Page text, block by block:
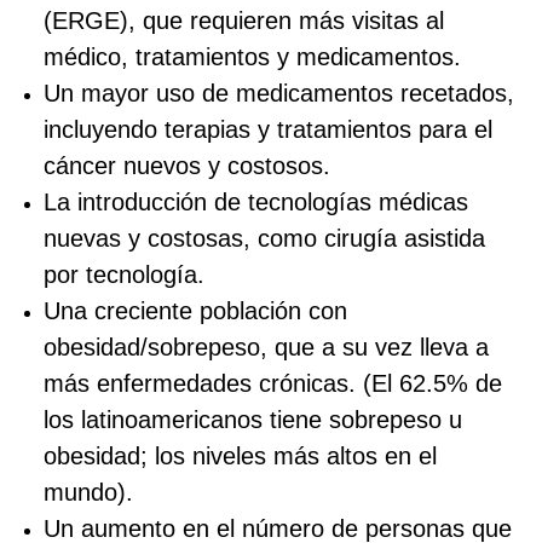
(ERGE), que requieren más visitas al
médico, tratamientos y medicamentos.
Un mayor uso de medicamentos recetados,
incluyendo terapias y tratamientos para el
cáncer nuevos y costosos.
La introducción de tecnologías médicas
nuevas y costosas, como cirugía asistida
por tecnología.
Una creciente población con
obesidad/sobrepeso, que a su vez lleva a
más enfermedades crónicas. (El 62.5% de
los latinoamericanos tiene sobrepeso u
obesidad; los niveles más altos en el
mundo).
Un aumento en el número de personas que